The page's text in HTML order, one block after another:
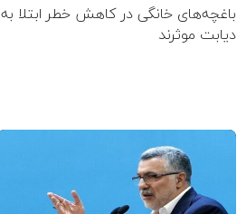
باغچه‌های خانگی در کاهش خطر ابتلا به
دیابت موثرند